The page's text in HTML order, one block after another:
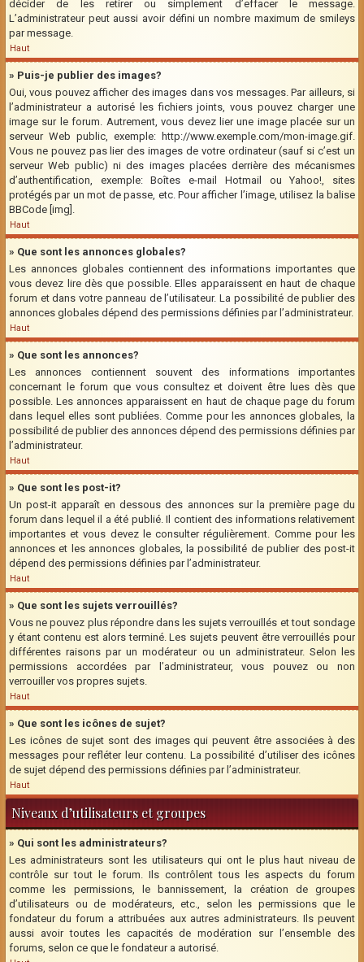
décider de les retirer ou simplement d’effacer le message.
L’administrateur peut aussi avoir défini un nombre maximum de smileys
par message.
Haut
» Puis-je publier des images?
Oui, vous pouvez afficher des images dans vos messages. Par ailleurs, si
l’administrateur a autorisé les fichiers joints, vous pouvez charger une
image sur le forum. Autrement, vous devez lier une image placée sur un
serveur Web public, exemple: http://www.exemple.com/mon-image.gif.
Vous ne pouvez pas lier des images de votre ordinateur (sauf si c’est un
serveur Web public) ni des images placées derrière des mécanismes
d’authentification, exemple: Boîtes e-mail Hotmail ou Yahoo!, sites
protégés par un mot de passe, etc. Pour afficher l’image, utilisez la balise
BBCode [img].
Haut
» Que sont les annonces globales?
Les annonces globales contiennent des informations importantes que
vous devez lire dès que possible. Elles apparaissent en haut de chaque
forum et dans votre panneau de l’utilisateur. La possibilité de publier des
annonces globales dépend des permissions définies par l’administrateur.
Haut
» Que sont les annonces?
Les annonces contiennent souvent des informations importantes
concernant le forum que vous consultez et doivent être lues dès que
possible. Les annonces apparaissent en haut de chaque page du forum
dans lequel elles sont publiées. Comme pour les annonces globales, la
possibilité de publier des annonces dépend des permissions définies par
l’administrateur.
Haut
» Que sont les post-it?
Un post-it apparaît en dessous des annonces sur la première page du
forum dans lequel il a été publié. Il contient des informations relativement
importantes et vous devez le consulter régulièrement. Comme pour les
annonces et les annonces globales, la possibilité de publier des post-it
dépend des permissions définies par l’administrateur.
Haut
» Que sont les sujets verrouillés?
Vous ne pouvez plus répondre dans les sujets verrouillés et tout sondage
y étant contenu est alors terminé. Les sujets peuvent être verrouillés pour
différentes raisons par un modérateur ou un administrateur. Selon les
permissions accordées par l’administrateur, vous pouvez ou non
verrouiller vos propres sujets.
Haut
» Que sont les icônes de sujet?
Les icônes de sujet sont des images qui peuvent être associées à des
messages pour refléter leur contenu. La possibilité d’utiliser des icônes
de sujet dépend des permissions définies par l’administrateur.
Haut
Niveaux d’utilisateurs et groupes
» Qui sont les administrateurs?
Les administrateurs sont les utilisateurs qui ont le plus haut niveau de
contrôle sur tout le forum. Ils contrôlent tous les aspects du forum
comme les permissions, le bannissement, la création de groupes
d’utilisateurs ou de modérateurs, etc., selon les permissions que le
fondateur du forum a attribuées aux autres administrateurs. Ils peuvent
aussi avoir toutes les capacités de modération sur l’ensemble des
forums, selon ce que le fondateur a autorisé.